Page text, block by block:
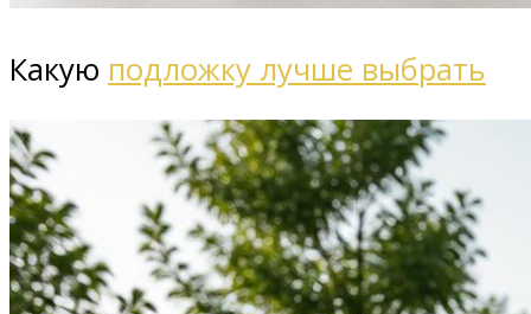
Какую подложку лучше выбрать